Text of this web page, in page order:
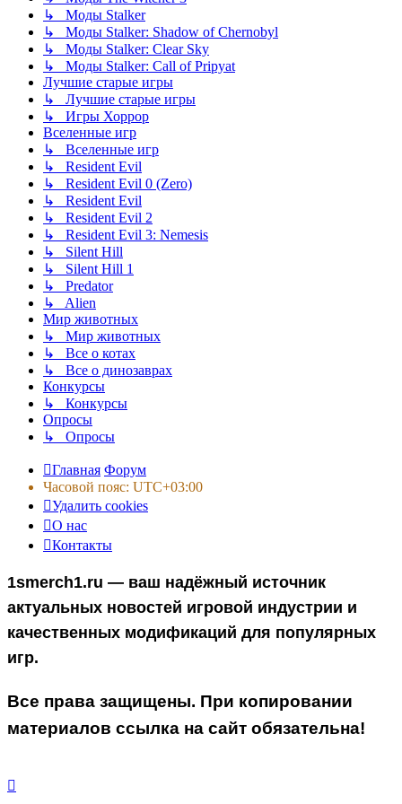
↳ Моды Stalker
↳ Моды Stalker: Shadow of Chernobyl
↳ Моды Stalker: Clear Sky
↳ Моды Stalker: Call of Pripyat
Лучшие старые игры
↳ Лучшие старые игры
↳ Игры Хоррор
Вселенные игр
↳ Вселенные игр
↳ Resident Evil
↳ Resident Evil 0 (Zero)
↳ Resident Evil
↳ Resident Evil 2
↳ Resident Evil 3: Nemesis
↳ Silent Hill
↳ Silent Hill 1
↳ Predator
↳ Alien
Мир животных
↳ Мир животных
↳ Все о котах
↳ Все о динозаврах
Конкурсы
↳ Конкурсы
Опросы
↳ Опросы
Главная Форум
Часовой пояс: UTC+03:00
Удалить cookies
О нас
Контакты
1smerch1.ru — ваш надёжный источник
актуальных новостей игровой индустрии и
качественных модификаций для популярных
игр.
Все права защищены. При копировании
материалов ссылка на сайт обязательна!